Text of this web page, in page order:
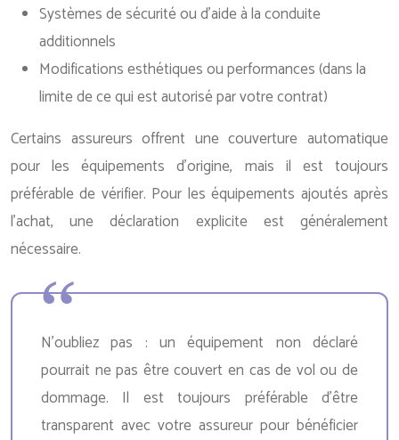
Systèmes de sécurité ou d’aide à la conduite
additionnels
Modifications esthétiques ou performances (dans la
limite de ce qui est autorisé par votre contrat)
Certains assureurs offrent une couverture automatique
pour les équipements d’origine, mais il est toujours
préférable de vérifier. Pour les équipements ajoutés après
l’achat, une déclaration explicite est généralement
nécessaire.
N’oubliez pas : un équipement non déclaré
pourrait ne pas être couvert en cas de vol ou de
dommage. Il est toujours préférable d’être
transparent avec votre assureur pour bénéficier